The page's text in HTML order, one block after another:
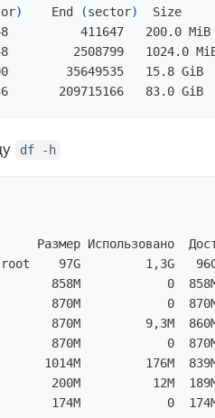
)
    End
(sector)
Size
411647   200.0
2508799   1024.0
35649535   15.8 GiB
df -h
Размер Использовано  Дост
root    97G         1,3G
858M            0
870M            0  870M
870M         9,3M
870M            0
1014M         176M
200M          12M